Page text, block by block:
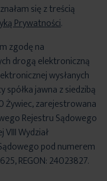
się z treścią
Prywatności.
zgodę na
drogą elektroniczną
wysłanych
spółka jawna z siedzibą
Żywiec, zarejestrowana
Rejestru Sądowego
VIII Wydział
pod numerem
REGON: 24023827.